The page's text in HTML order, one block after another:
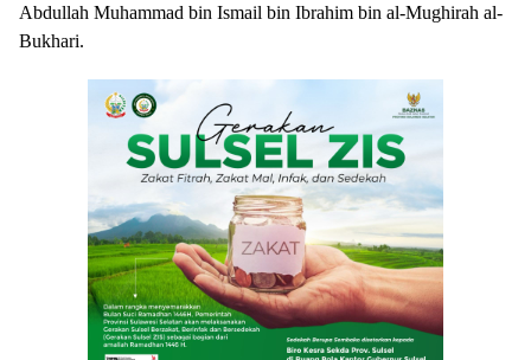
Abdullah Muhammad bin Ismail bin Ibrahim bin al-Mughirah al-
Bukhari.